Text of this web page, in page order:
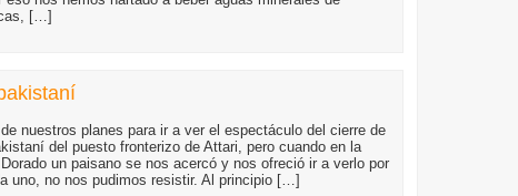
[…]
nuestros planes para ir a ver el espectáculo del cierre de
del puesto fronterizo de Attari, pero cuando en la
un paisano se nos acercó y nos ofreció ir a verlo por
uno, no nos pudimos resistir. Al principio […]